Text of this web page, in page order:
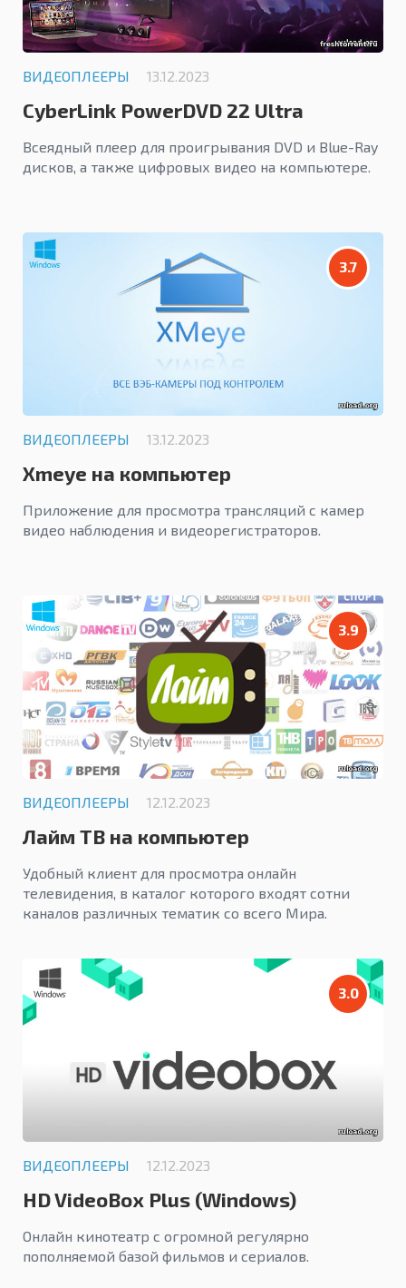
ВИДЕОПЛЕЕРЫ 13.12.2023
CyberLink PowerDVD 22 Ultra
Всеядный плеер для проигрывания DVD и Blue-Ray
дисков, а также цифровых видео на компьютере.
3.7
ВИДЕОПЛЕЕРЫ 13.12.2023
Xmeye на компьютер
Приложение для просмотра трансляций с камер
видео наблюдения и видеорегистраторов.
3.9
ВИДЕОПЛЕЕРЫ 12.12.2023
Лайм ТВ на компьютер
Удобный клиент для просмотра онлайн
телевидения, в каталог которого входят сотни
каналов различных тематик со всего Мира.
3.0
ВИДЕОПЛЕЕРЫ 12.12.2023
HD VideoBox Plus (Windows)
Онлайн кинотеатр с огромной регулярно
пополняемой базой фильмов и сериалов.